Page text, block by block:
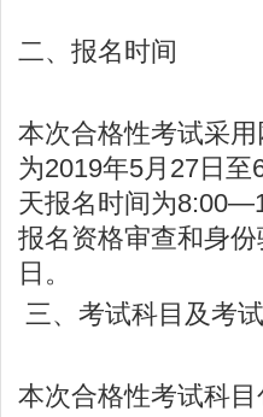
二、报名时间
本次合格性考试采
为2019年5月27日
天报名时间为
报名资格审查和身
日。
三、考试科目及考
本次合格性考试科